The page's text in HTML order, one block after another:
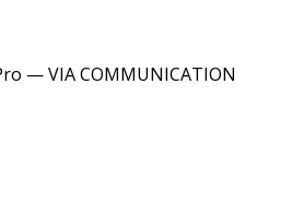
— VIA COMMUNICATION